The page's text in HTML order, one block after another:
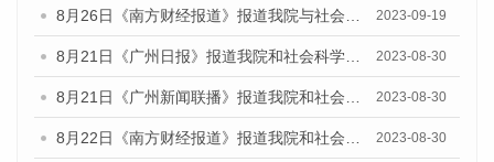
8月26日《南方财经报道》报道我院与社会科学文献出版社联合发布《广州蓝皮书：广州创新型城市发展报告（2023）》的视频采访 2023-09-19
8月21日《广州日报》报道我院和社会科学文献出版社联合发布《广州数字经济发展报告（2023）》蓝皮书的视频采访 2023-08-30
8月21日《广州新闻联播》报道我院和社会科学文献出版社联合发布《广州数字经济发展报告（2023）》蓝皮书的视频采访 2023-08-30
8月22日《南方财经报道》报道我院和社会科学文献出版社联合发布《广州数字经济发展报告（2023）》蓝皮书的视频采访 2023-08-30